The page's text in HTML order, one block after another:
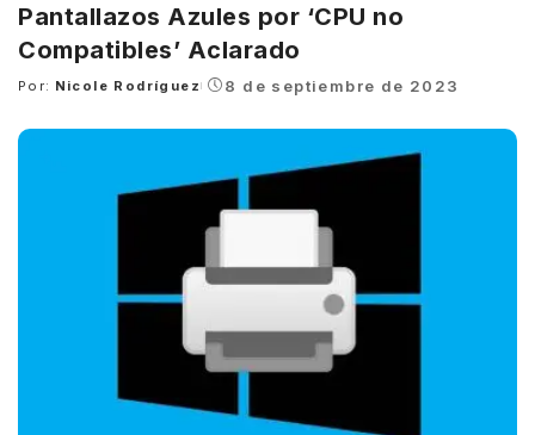
Pantallazos Azules por ‘CPU no
Compatibles’ Aclarado
Posted
Por: Nicole Rodríguez 8 de septiembre de 2023